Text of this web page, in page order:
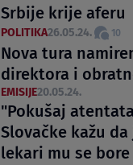
Srbije krije aferu
POLITIKA26.05.24. 10
Nova tura
direktora i
EMISIJE20.05.24.
"Pokušaj
Slovačke kažu
lekari mu se